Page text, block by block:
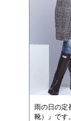
雨の日の定
靴）』です。